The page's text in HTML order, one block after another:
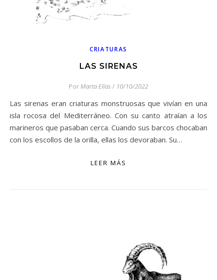
CRIATURAS
LAS SIRENAS
PorMarta Elías / 10/10/2022
Las sirenas eran criaturas monstruosas que vivían en una
isla rocosa del Mediterráneo. Con su canto atraían a los
marineros que pasaban cerca. Cuando sus barcos chocaban
con los escollos de la orilla, ellas los devoraban. Su…
LEER MÁS